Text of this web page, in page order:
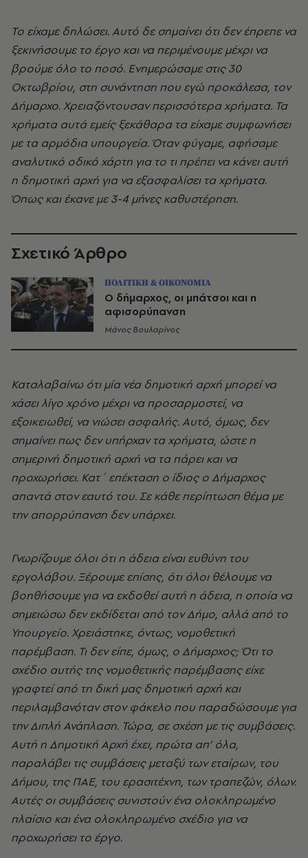
Το είχαμε δηλώσει. Αυτό δε σημαίνει ότι δεν έπρεπε να
ξεκινήσουμε το έργο και να περιμένουμε μέχρι να
βρούμε όλο το ποσό. Ενημερώσαμε στις 30
Οκτωβρίου, στη συνάντηση που εγώ προκάλεσα, τον
Δήμαρχο. Χρειαζόντουσαν περισσότερα χρήματα. Τα
χρήματα αυτά εμείς ξεκάθαρα τα είχαμε συμφωνήσει
με τα αρμόδια υπουργεία. Όταν φύγαμε, αφήσαμε
αναλυτικό οδικό χάρτη για το τι πρέπει να κάνει αυτή
η δημοτική αρχή για να εξασφαλίσει τα χρήματα.
Όπως και έκανε με 3-4 μήνες καθυστέρηση.
Σχετικό Άρθρο
ΠΟΛΙΤΙΚΗ & ΟΙΚΟΝΟΜΙΑ
Ο δήμαρχος, οι μπάτσοι και η
αφισορύπανση
Μάνος Βουλαρίνος
Καταλαβαίνω ότι μία νέα δημοτική αρχή μπορεί να
χάσει λίγο χρόνο μέχρι να προσαρμοστεί, να
εξοικειωθεί, να νιώσει ασφαλής. Αυτό, όμως, δεν
σημαίνει πως δεν υπήρχαν τα χρήματα, ώστε η
σημερινή δημοτική αρχή να τα πάρει και να
προχωρήσει. Κατ΄ επέκταση ο ίδιος ο Δήμαρχος
απαντά στον εαυτό του. Σε κάθε περίπτωση θέμα με
την απορρύπανση δεν υπάρχει.
Γνωρίζουμε όλοι ότι η άδεια είναι ευθύνη του
εργολάβου. Ξέρουμε επίσης, ότι όλοι θέλουμε να
βοηθήσουμε για να εκδοθεί αυτή η άδεια, η οποία να
σημειώσω δεν εκδίδεται από τον Δήμο, αλλά από το
Υπουργείο. Χρειάστηκε, όντως, νομοθετική
παρέμβαση. Τι δεν είπε, όμως, ο Δήμαρχος; Ότι το
σχέδιο αυτής της νομοθετικής παρέμβασης είχε
γραφτεί από τη δική μας δημοτική αρχή και
περιλαμβανόταν στον φάκελο που παραδώσουμε για
την Διπλή Ανάπλαση. Τώρα, σε σχέση με τις συμβάσεις.
Αυτή η Δημοτική Αρχή έχει, πρώτα απ’ όλα,
παραλάβει τις συμβάσεις μεταξύ των εταίρων, του
Δήμου, της ΠΑΕ, του ερασιτέχνη, των τραπεζών, όλων.
Αυτές οι συμβάσεις συνιστούν ένα ολοκληρωμένο
πλαίσιο και ένα ολοκληρωμένο σχέδιο για να
προχωρήσει το έργο.